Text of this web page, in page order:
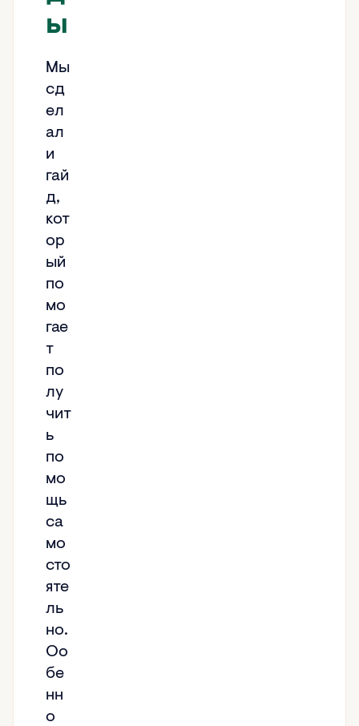
ы
Мы
сд
ел
ал
и
гай
д,
кот
ор
ый
по
мо
гае
т
по
лу
чит
ь
по
мо
щь
са
мо
сто
яте
ль
но.
Оо
бе
нн
о